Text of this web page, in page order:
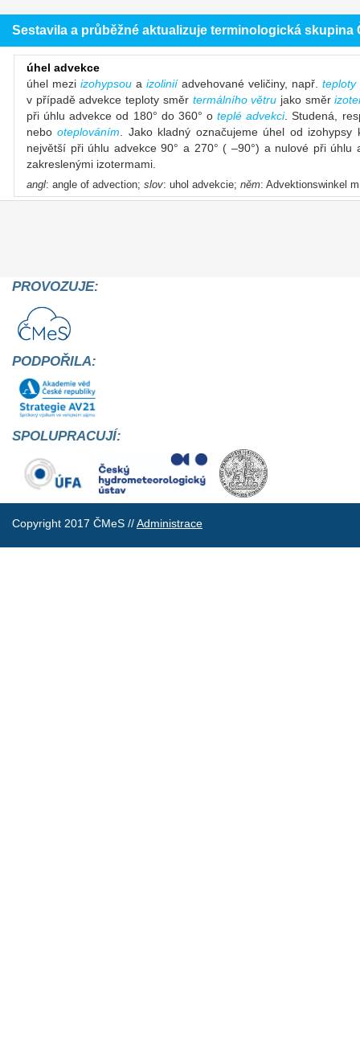
Sestavila a průběžné aktualizuje terminologická
úhel advekce
úhel mezi izohypsoua izoliniíadvehované veličiny, např. teploty
v případě advekce teploty směr termálního větru jako směr
při úhlu advekce od 180° do 360° oteplé advekci. Studená,
nebooteplováním . Jako kladný označujeme úhel od
největší při úhlu advekce 90° a 270° ( –90°) a nulové při
zakreslenými izotermami.
angl: angle of advection; slov: uhol advekcie; něm: Advektionswinkel
PROVOZUJE:
PODPOŘILA:
SPOLUPRACUJÍ:
Copyright 2017 ČMeS //Administrace